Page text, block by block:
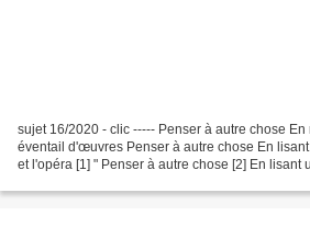
sujet 16/2020 - clic ----- Penser à autre chose
éventail d'œuvres Penser à autre chose En
et l'opéra [1] " Penser à autre chose [2] En lisant